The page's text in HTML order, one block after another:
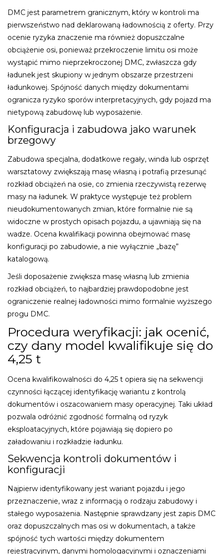
DMC jest parametrem granicznym, który w kontroli ma
pierwszeństwo nad deklarowaną ładownością z oferty. Przy
ocenie ryzyka znaczenie ma również dopuszczalne
obciążenie osi, ponieważ przekroczenie limitu osi może
wystąpić mimo nieprzekroczonej DMC, zwłaszcza gdy
ładunek jest skupiony w jednym obszarze przestrzeni
ładunkowej. Spójność danych między dokumentami
ogranicza ryzyko sporów interpretacyjnych, gdy pojazd ma
nietypową zabudowę lub wyposażenie.
Konfiguracja i zabudowa jako warunek
brzegowy
Zabudowa specjalna, dodatkowe regały, winda lub osprzęt
warsztatowy zwiększają masę własną i potrafią przesunąć
rozkład obciążeń na osie, co zmienia rzeczywistą rezerwę
masy na ładunek. W praktyce występuje też problem
nieudokumentowanych zmian, które formalnie nie są
widoczne w prostych opisach pojazdu, a ujawniają się na
wadze. Ocena kwalifikacji powinna obejmować masę
konfiguracji po zabudowie, a nie wyłącznie „bazę”
katalogową.
Jeśli doposażenie zwiększa masę własną lub zmienia
rozkład obciążeń, to najbardziej prawdopodobne jest
ograniczenie realnej ładowności mimo formalnie wyższego
progu DMC.
Procedura weryfikacji: jak ocenić,
czy dany model kwalifikuje się do
4,25 t
Ocena kwalifikowalności do 4,25 t opiera się na sekwencji
czynności łączącej identyfikację wariantu z kontrolą
dokumentów i oszacowaniem masy operacyjnej. Taki układ
pozwala odróżnić zgodność formalną od ryzyk
eksploatacyjnych, które pojawiają się dopiero po
załadowaniu i rozkładzie ładunku.
Sekwencja kontroli dokumentów i
konfiguracji
Najpierw identyfikowany jest wariant pojazdu i jego
przeznaczenie, wraz z informacją o rodzaju zabudowy i
stałego wyposażenia. Następnie sprawdzany jest zapis DMC
oraz dopuszczalnych mas osi w dokumentach, a także
spójność tych wartości między dokumentem
rejestracyjnym, danymi homologacyjnymi i oznaczeniami